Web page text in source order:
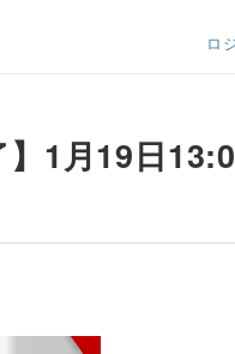
ロ
】1月19日